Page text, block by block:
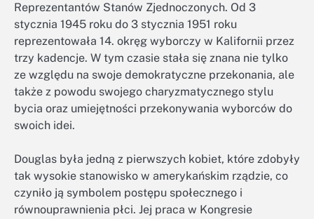
Reprezentantów Stanów Zjednoczonych. Od 3
stycznia 1945 roku do 3 stycznia 1951 roku
reprezentowała 14. okręg wyborczy w Kalifornii przez
trzy kadencje. W tym czasie stała się znana nie tylko
ze względu na swoje demokratyczne przekonania, ale
także z powodu swojego charyzmatycznego stylu
bycia oraz umiejętności przekonywania wyborców do
swoich idei.
Douglas była jedną z pierwszych kobiet, które zdobyły
tak wysokie stanowisko w amerykańskim rządzie, co
czyniło ją symbolem postępu społecznego i
równouprawnienia płci. Jej praca w Kongresie